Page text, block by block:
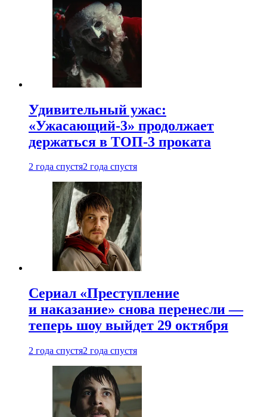
Удивительный ужас:
«Ужасающий-3» продолжает
держаться в ТОП-3 проката
2 года спустя2 года спустя
Сериал «Преступление
и наказание» снова перенесли —
теперь шоу выйдет 29 октября
2 года спустя2 года спустя